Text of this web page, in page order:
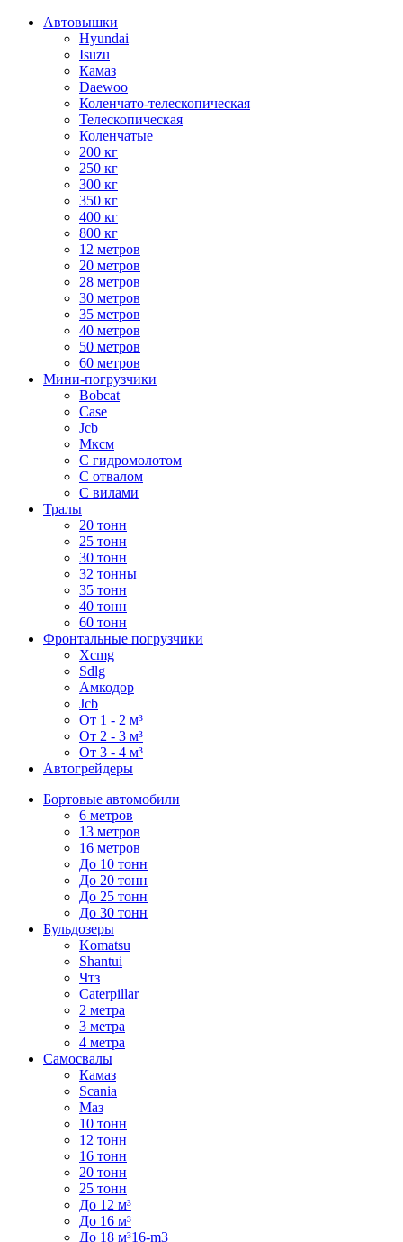
Автовышки
Hyundai
Isuzu
Камаз
Daewoo
Коленчато-телескопическая
Телескопическая
Коленчатые
200 кг
250 кг
300 кг
350 кг
400 кг
800 кг
12 метров
20 метров
28 метров
30 метров
35 метров
40 метров
50 метров
60 метров
Мини-погрузчики
Bobcat
Case
Jcb
Мксм
С гидромолотом
С отвалом
С вилами
Тралы
20 тонн
25 тонн
30 тонн
32 тонны
35 тонн
40 тонн
60 тонн
Фронтальные погрузчики
Xcmg
Sdlg
Амкодор
Jcb
От 1 - 2 м³
От 2 - 3 м³
От 3 - 4 м³
Автогрейдеры
Бортовые автомобили
6 метров
13 метров
16 метров
До 10 тонн
До 20 тонн
До 25 тонн
До 30 тонн
Бульдозеры
Komatsu
Shantui
Чтз
Caterpillar
2 метра
3 метра
4 метра
Самосвалы
Камаз
Scania
Маз
10 тонн
12 тонн
16 тонн
20 тонн
25 тонн
До 12 м³
До 16 м³
До 18 м³16-m3